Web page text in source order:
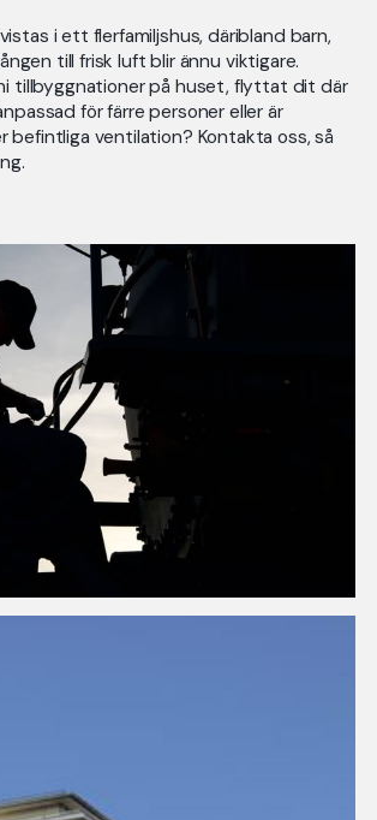
i ett flerfamiljshus, däribland barn,
till frisk luft blir ännu viktigare.
tillbyggnationer på huset, flyttat dit där
för färre personer eller är
befintliga ventilation? Kontakta oss, så